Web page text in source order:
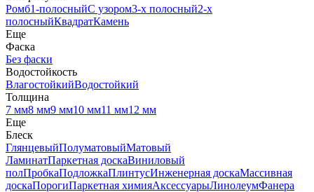
Ромб1-полосныйС узором3-х полосный2-х
полосныйКвадратКамень
Еще
Фаска
Без фаски
Водостойкость
ВлагостойкийВодостойкий
Толщина
7 мм8 мм9 мм10 мм11 мм12 мм
Еще
Блеск
ГлянцевыйПолуматовыйМатовый
ЛаминатПаркетная доскаВиниловый
полПробкаПодложкаПлинтусИнженерная доскаМассивная
доскаПорогиПаркетная химияАксессуарыЛинолеумФанера